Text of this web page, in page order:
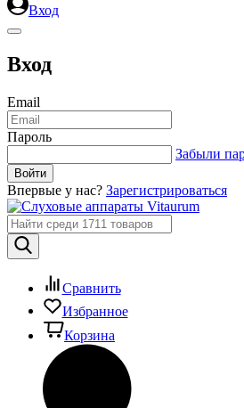
Вход
Вход
Email
Пароль
Забыли
Впервые у нас? Зарегистрироваться
Сравнить
Избранное
Корзина